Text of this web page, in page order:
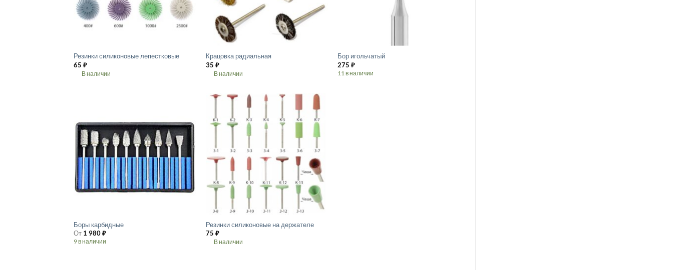
Резинки силиконовые лепестковые
65 ₽
В наличии
вариаций.
Опции
можно
выбрать
на
странице
товара.
Крацовка радиальная
35 ₽
В наличии
товар
вариаций.
выбрать
на
странице
товара.
Бор игольчатый
275₽
11 в наличии
Боры карбидные
От 1 980₽
9 в наличии
Резинки силиконовые на держателе
75 ₽
В наличии